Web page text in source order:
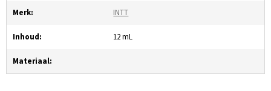
Merk: INTT
Inhoud: 12 mL
Materiaal: